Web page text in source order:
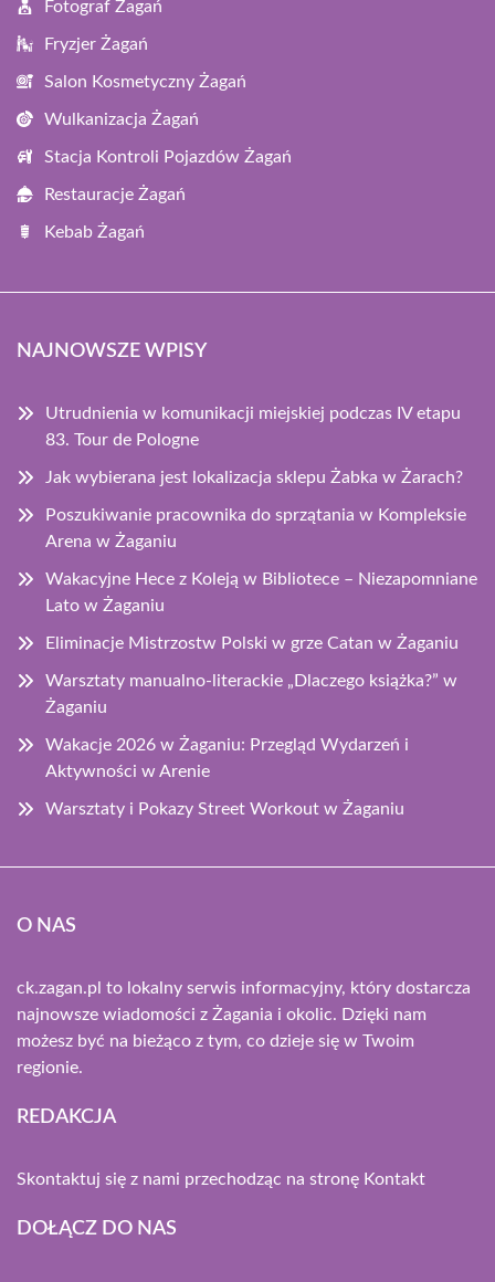
Fotograf Żagań
Fryzjer Żagań
Salon Kosmetyczny Żagań
Wulkanizacja Żagań
Stacja Kontroli Pojazdów Żagań
Restauracje Żagań
Kebab Żagań
NAJNOWSZE WPISY
Utrudnienia w komunikacji miejskiej podczas IV etapu
83. Tour de Pologne
Jak wybierana jest lokalizacja sklepu Żabka w Żarach?
Poszukiwanie pracownika do sprzątania w Kompleksie
Arena w Żaganiu
Wakacyjne Hece z Koleją w Bibliotece – Niezapomniane
Lato w Żaganiu
Eliminacje Mistrzostw Polski w grze Catan w Żaganiu
Warsztaty manualno-literackie „Dlaczego książka?” w
Żaganiu
Wakacje 2026 w Żaganiu: Przegląd Wydarzeń i
Aktywności w Arenie
Warsztaty i Pokazy Street Workout w Żaganiu
O NAS
ck.zagan.pl to lokalny serwis informacyjny, który dostarcza
najnowsze wiadomości z Żagania i okolic. Dzięki nam
możesz być na bieżąco z tym, co dzieje się w Twoim
regionie.
REDAKCJA
Skontaktuj się z nami przechodząc na stronę Kontakt
DOŁĄCZ DO NAS